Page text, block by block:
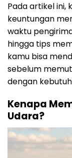
Pada artikel ini,
keuntungan
waktu
hingga tips
kamu bisa
sebelum
dengan
Kenapa
Udara?